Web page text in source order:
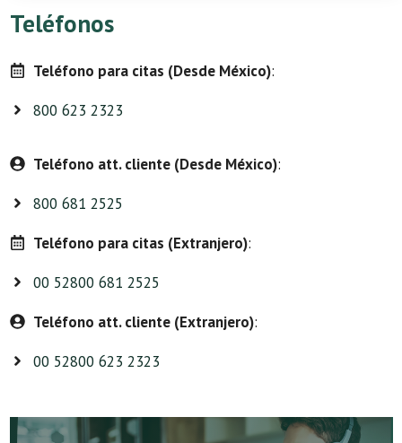
Teléfonos
Teléfono para citas (Desde México):
800 623 2323
Teléfono att. cliente (Desde México):
800 681 2525
Teléfono para citas (Extranjero):
00 52800 681 2525
Teléfono att. cliente (Extranjero):
00 52800 623 2323